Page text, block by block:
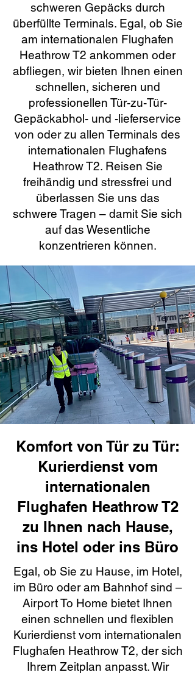
schweren Gepäcks durch
überfüllte Terminals. Egal, ob Sie
am internationalen Flughafen
Heathrow T2 ankommen oder
abfliegen, wir bieten Ihnen einen
schnellen, sicheren und
professionellen Tür-zu-Tür-
Gepäckabhol- und -lieferservice
von oder zu allen Terminals des
internationalen Flughafens
Heathrow T2. Reisen Sie
freihändig und stressfrei und
überlassen Sie uns das
schwere Tragen – damit Sie sich
auf das Wesentliche
konzentrieren können.
Komfort von Tür zu Tür:
Kurierdienst vom
internationalen
Flughafen Heathrow T2
zu Ihnen nach Hause,
ins Hotel oder ins Büro
Egal, ob Sie zu Hause, im Hotel,
im Büro oder am Bahnhof sind –
Airport To Home bietet Ihnen
einen schnellen und flexiblen
Kurierdienst vom internationalen
Flughafen Heathrow T2, der sich
Ihrem Zeitplan anpasst. Wir